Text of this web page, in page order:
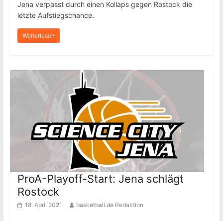
Jena verpasst durch einen Kollaps gegen Rostock die
letzte Aufstiegschance.
Weiterlesen
ProA-Playoff-Start: Jena schlägt
Rostock
18. April 2021 basketball.de Redaktion